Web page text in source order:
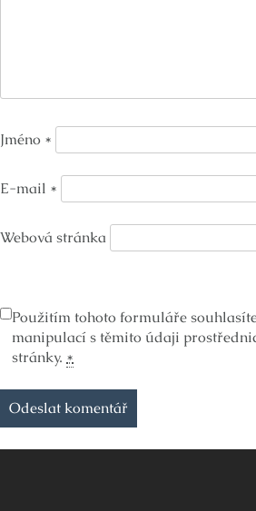
Jméno *
E-mail *
Webová stránka
Použitím tohoto formuláře
manipulací s těmito údaji
stránky. *